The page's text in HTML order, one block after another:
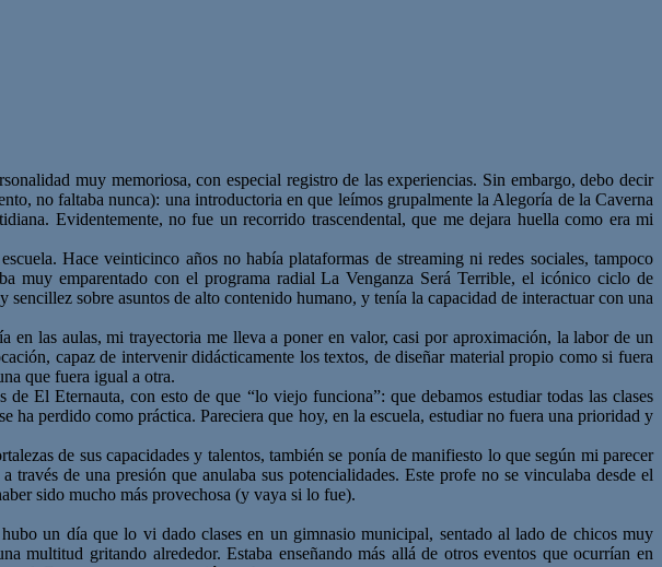
muy memoriosa, con especial registro de las experiencias. Sin embargo, debo decir
no faltaba nunca): una introductoria en que leímos grupalmente la Alegoría de la Caverna
Evidentemente, no fue un recorrido trascendental, que me dejara huella como era mi
Hace veinticinco años no había plataformas de streaming ni redes sociales, tampoco
muy emparentado con el programa radial La Venganza Será Terrible, el icónico ciclo de
sobre asuntos de alto contenido humano, y tenía la capacidad de interactuar con una
las aulas, mi trayectoria me lleva a poner en valor, casi por aproximación, la labor de un
capaz de intervenir didácticamente los textos, de diseñar material propio como si fuera
que fuera igual a otra.
El Eternauta, con esto de que “lo viejo funciona”: que debamos estudiar todas las clases
ha perdido como práctica. Pareciera que hoy, en la escuela, estudiar no fuera una prioridad y
de sus capacidades y talentos, también se ponía de manifiesto lo que según mi parecer
de una presión que anulaba sus potencialidades. Este profe no se vinculaba desde el
sido mucho más provechosa (y vaya si lo fue).
un día que lo vi dado clases en un gimnasio municipal, sentado al lado de chicos muy
multitud gritando alrededor. Estaba enseñando más allá de otros eventos que ocurrían en